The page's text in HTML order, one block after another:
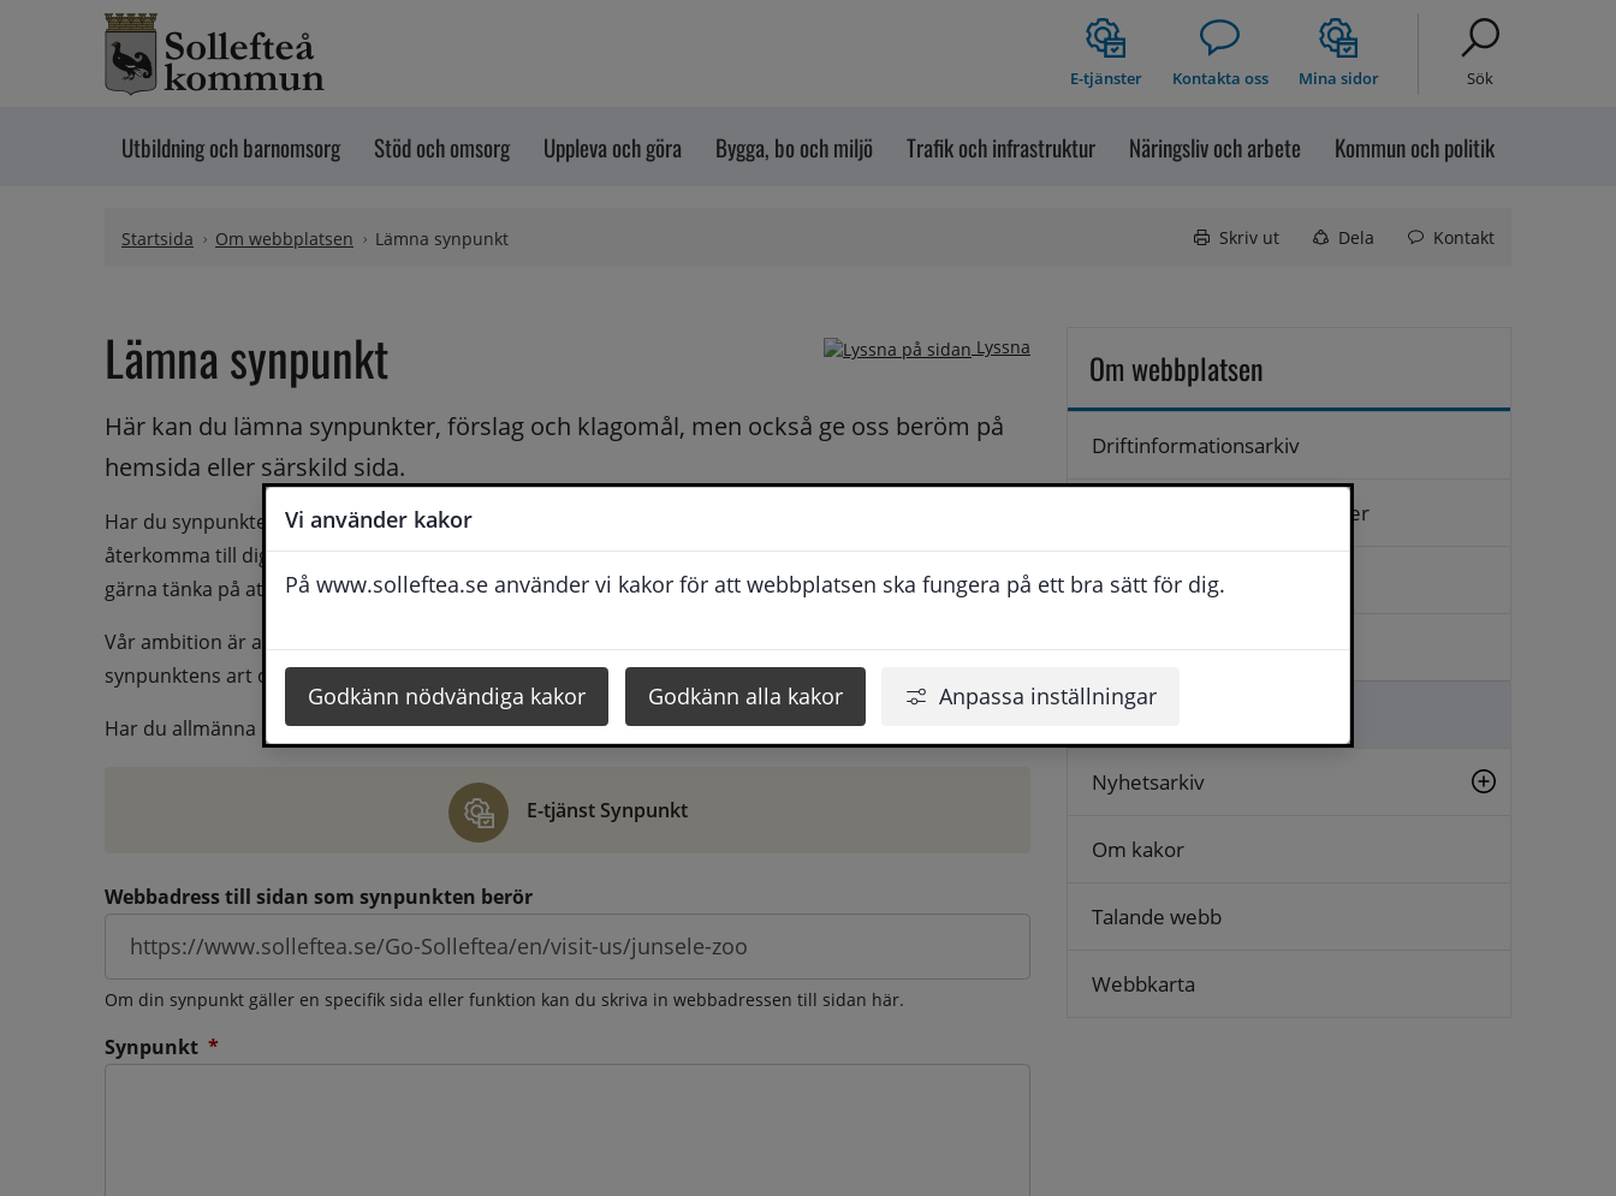
Vi använder kakor
På www.solleftea.se använder vi kakor för att webbplatsen ska fungera på ett bra sätt för dig.
Godkänn nödvändiga kakor Godkänn alla kakor Anpassa inställningar
Hoppa till innehåll
E-tjänster Kontakta oss Mina sidor Sök
Utbildning och barnomsorg Stöd och omsorg Uppleva och göra Bygga, bo och miljö Trafik och infrastruktur Näringsliv och arbete Kommun och politik
Startsida Om webbplatsen Lämna synpunkt Skriv ut Dela Kontakt
Lyssna
Lämna synpunkt
Här kan du lämna synpunkter, förslag och klagomål, men också ge oss beröm på
hemsida eller särskild sida.
Har du synpunkter på webbplatsen kan du skicka in dem via formuläret nedanför. Vill du att vi ska
återkomma till dig behöver du även fylla i dina kontaktuppgifter. När du skriver in din synpunkt får du
gärna tänka på att vara så tydlig som möjligt för att vi ska kunna hjälpa dig bättre.
Vår ambition är att besvara synpunkter så snart som möjligt, men svarstiden beror givetvis på
synpunktens art och omfång.
Har du allmänna synpunkter, klagomål eller beröm gör du det via e-tjänsten Synpunkt
E-tjänst Synpunkt
Webbadress till sidan som synpunkten berör
Om din synpunkt gäller en specifik sida eller funktion kan du skriva in webbadressen till sidan här.
Synpunkt *
Om webbplatsen
Driftinformationsarkiv
Hantering av personuppgifter
Kontakta oss
Logga in
Lämna synpunkt
Nyhetsarkiv
Om kakor
Talande webb
Webbkarta